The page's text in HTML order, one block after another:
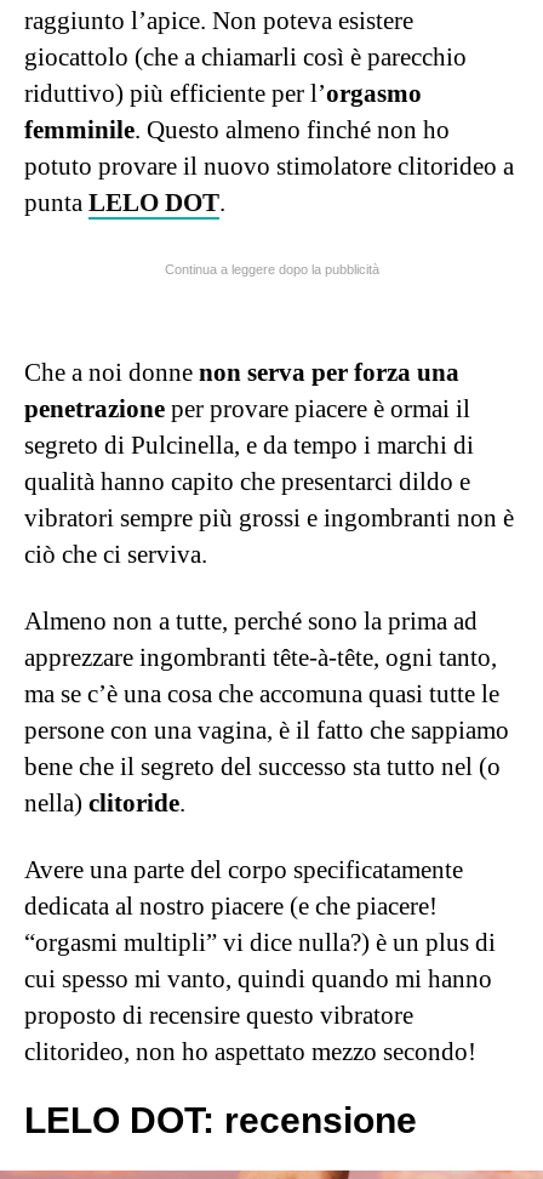
raggiunto l’apice. Non poteva esistere
giocattolo (che a chiamarli così è parecchio
riduttivo) più efficiente per l’orgasmo
femminile. Questo almeno finché non ho
potuto provare il nuovo stimolatore clitorideo a
punta LELO DOT.
Continua a leggere dopo la pubblicità
Che a noi donne non serva per forza una
penetrazione per provare piacere è ormai il
segreto di Pulcinella, e da tempo i marchi di
qualità hanno capito che presentarci dildo e
vibratori sempre più grossi e ingombranti non è
ciò che ci serviva.
Almeno non a tutte, perché sono la prima ad
apprezzare ingombranti tête-à-tête, ogni tanto,
ma se c’è una cosa che accomuna quasi tutte le
persone con una vagina, è il fatto che sappiamo
bene che il segreto del successo sta tutto nel (o
nella) clitoride.
Avere una parte del corpo specificatamente
dedicata al nostro piacere (e che piacere!
“orgasmi multipli” vi dice nulla?) è un plus di
cui spesso mi vanto, quindi quando mi hanno
proposto di recensire questo vibratore
clitorideo, non ho aspettato mezzo secondo!
LELO DOT: recensione